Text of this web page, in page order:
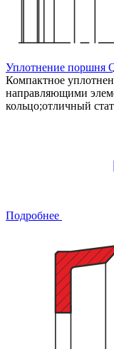
Уплотнение поршня
Компактное
направляющими
кольцо;отличный
Подробнее